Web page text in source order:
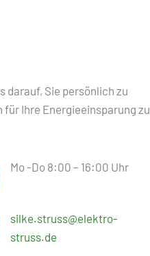
darauf, Sie persönlich zu
Ihre Energieeinsparung zu
Mo -Do 8:00 – 16:00 Uhr
silke.struss@elektro-
struss.de